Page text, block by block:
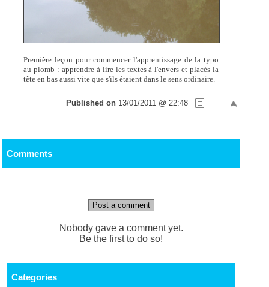
Première leçon pour commencer l'apprentissage de la typo
au plomb : apprendre à lire les textes à l'envers et placés la
tête en bas aussi vite que s'ils étaient dans le sens ordinaire.
Published on 13/01/2011 @ 22:48
Comments
Post a comment
Nobody gave a comment yet.
Be the first to do so!
Categories